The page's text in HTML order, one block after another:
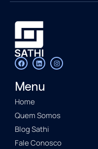
Menu
Home
Quem Somos
Blog Sathi
Fale Conosco